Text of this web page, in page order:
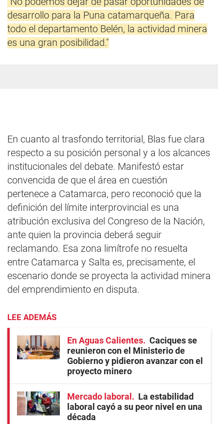
desarrollo para la Puna catamarqueña. Para
todo el departamento Belén, la actividad minera
es una gran posibilidad."
En cuanto al trasfondo territorial, Blas fue clara
respecto a su posición personal y a los alcances
institucionales del debate. Manifestó estar
convencida de que el área en cuestión
pertenece a Catamarca, pero reconoció que la
definición del límite interprovincial es una
atribución exclusiva del Congreso de la Nación,
ante quien la provincia deberá seguir
reclamando. Esa zona limítrofe no resuelta
entre Catamarca y Salta es, precisamente, el
escenario donde se proyecta la actividad minera
del emprendimiento en disputa.
LEE ADEMÁS
En Aguas Calientes
Caciques se
reunieron con el Ministerio de
Gobierno y pidieron avanzar con el
proyecto minero
Mercado laboral
La estabilidad
laboral cayó a su peor nivel en una
década